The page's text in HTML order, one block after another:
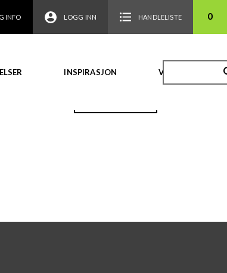
INFO LOGG INN HANDLELISTE 0
INSPIRASJON VIDEO